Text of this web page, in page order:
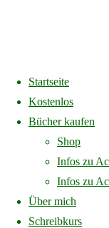
Startseite
Kostenlos
Bücher kaufen
Shop
Infos zu
Infos zu
Über mich
Schreibkurs
Home
Register der
Trilogie